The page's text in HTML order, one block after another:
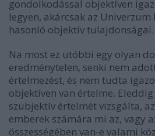
gondolkodással objektíven
legyen, akárcsak az Univerzum
hasonló objektív tulajdonságai.
Na most ez utóbbi egy olyan
eredménytelen, senki nem
értelmezést, és nem tudta
objektíven van értelme.
szubjektív értelmét vizsgálta,
emberek számára mi az, vagy
összességében van-e valami